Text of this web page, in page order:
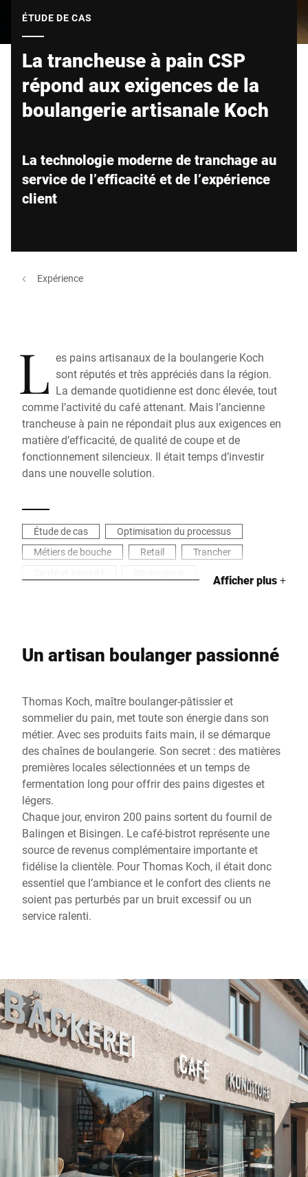
ÉTUDE DE CAS
La trancheuse à pain CSP
répond aux exigences de la
boulangerie artisanale Koch
La technologie moderne de tranchage au
service de l’efficacité et de l’expérience
client
Expérience
L es pains artisanaux de la boulangerie Koch
sont réputés et très appréciés dans la région.
La demande quotidienne est donc élevée, tout
comme l’activité du café attenant. Mais l’ancienne
trancheuse à pain ne répondait plus aux exigences en
matière d’efficacité, de qualité de coupe et de
fonctionnement silencieux. Il était temps d’investir
dans une nouvelle solution.
Étude de cas
Optimisation du processus
Métiers de bouche
Retail
Trancher
Afficher plus+
Un artisan boulanger passionné
Thomas Koch, maître boulanger-pâtissier et
sommelier du pain, met toute son énergie dans son
métier. Avec ses produits faits main, il se démarque
des chaînes de boulangerie. Son secret : des matières
premières locales sélectionnées et un temps de
fermentation long pour offrir des pains digestes et
légers.
Chaque jour, environ 200 pains sortent du fournil de
Balingen et Bisingen. Le café-bistrot représente une
source de revenus complémentaire importante et
fidélise la clientèle. Pour Thomas Koch, il était donc
essentiel que l’ambiance et le confort des clients ne
soient pas perturbés par un bruit excessif ou un
service ralenti.